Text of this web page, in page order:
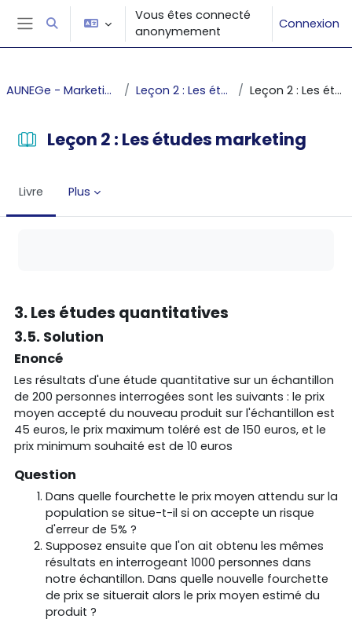
Passer au contenu principal
Panneau latéral
Activer/désactiver la saisie de recherche
Vous êtes connecté
anonymement
Connexion
AUNEGe - Marketing fondamental Leçon 2 : Les études marketing Leçon 2 : Les études marketing
Leçon 2 : Les études marketing
Livre Plus
3. Les études quantitatives
3.5. Solution
Enoncé
Les résultats d'une étude quantitative sur un échantillon
de 200 personnes interrogées sont les suivants : le prix
moyen accepté du nouveau produit sur l'échantillon est
45 euros, le prix maximum toléré est de 150 euros, et le
prix minimum souhaité est de 10 euros
Question
Dans quelle fourchette le prix moyen attendu sur la
population se situe-t-il si on accepte un risque
d'erreur de 5% ?
Supposez ensuite que l'on ait obtenu les mêmes
résultats en interrogeant 1000 personnes dans
notre échantillon. Dans quelle nouvelle fourchette
de prix se situerait alors le prix moyen estimé du
produit ?